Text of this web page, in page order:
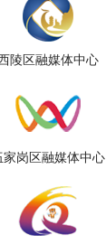
陵区融媒体中心
家岗区融媒体中心